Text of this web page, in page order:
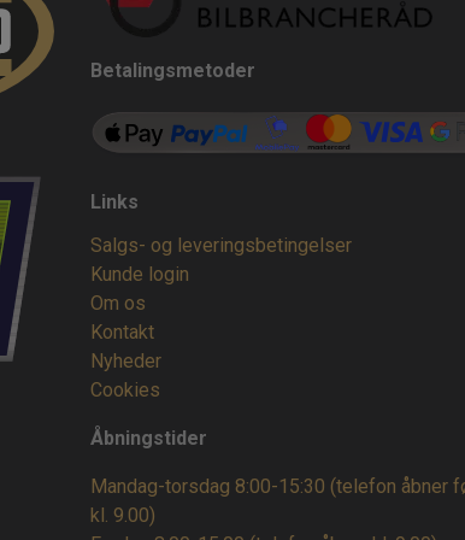
Betalingsmetoder
Links
Salgs- og leveringsbetingelser
Kunde login
Om os
Kontakt
Nyheder
Cookies
Åbningstider
Mandag-torsdag 8:00-15:30 (telefon åbner
kl. 9.00)